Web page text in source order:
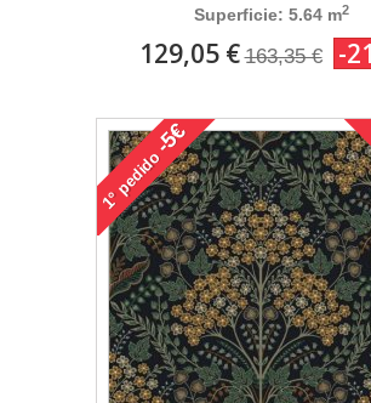
Superficie: 5.64 m2
129,05 € 163,35 € -
1°
pedido
-5€